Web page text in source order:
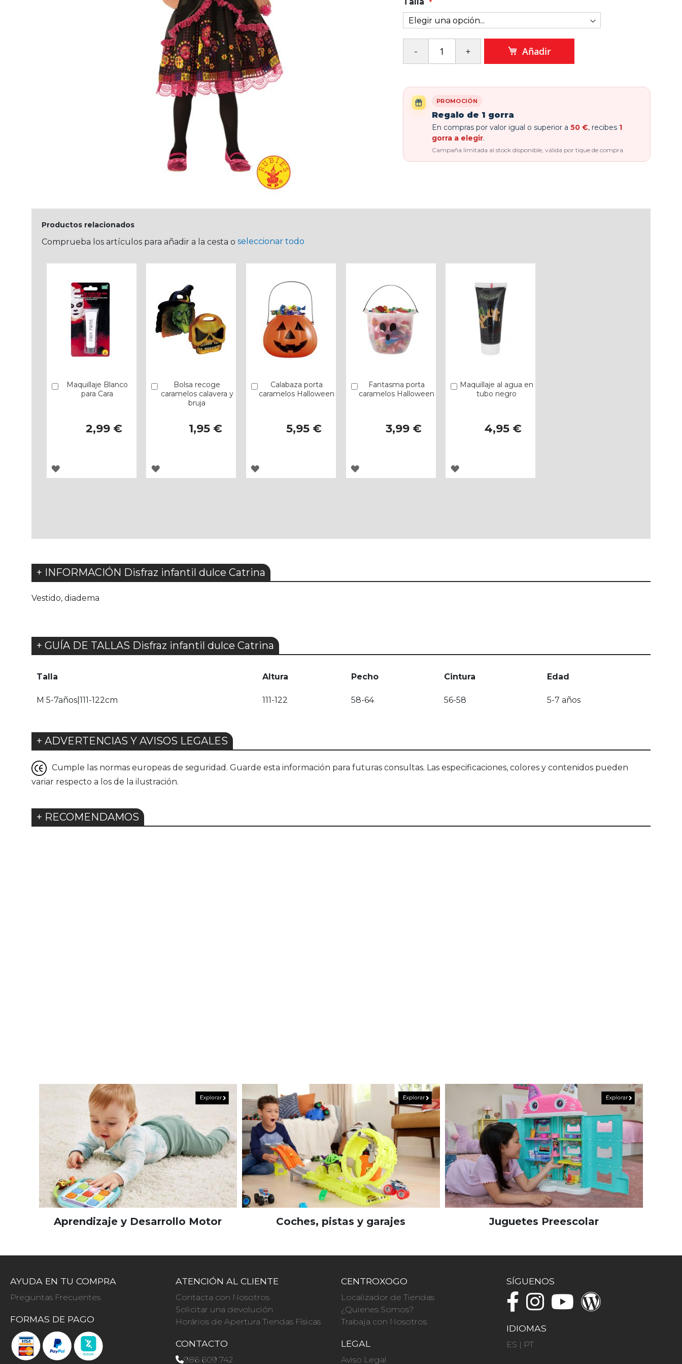
Añadir
PROMOCIÓN
Regalo de 1 gorra
En compras por valor igual o superior a 50 €, recibes 1
gorra a elegir.
Campaña limitada al stock disponible, válida por tique de compra.
Productos relacionados
Comprueba los artículos para añadir a la cesta o seleccionar todo
Maquillaje Blanco
para Cara
2,99 €
Añadir
AGREGAR
Bolsa recoge
caramelos calavera y
bruja
1,95 €
Añadir
AGREGAR
Calabaza porta
caramelos Halloween
5,95 €
Añadir
AGREGAR
Fantasma porta
caramelos Halloween
3,99 €
Añadir
AGREGAR
Maquillaje al agua en
tubo negro
4,95 €
Añadir
AGREGAR
+ INFORMACIÓN Disfraz infantil dulce Catrina
Vestido, diadema
+ GUÍA DE TALLAS Disfraz infantil dulce Catrina
Talla Altura Pecho Cintura Edad
M 5-7años|111-122cm 111-122 58-64 56-58 5-7 años
+ ADVERTENCIAS Y AVISOS LEGALES
Cumple las normas europeas de seguridad. Guarde esta información para futuras consultas. Las especificaciones, colores y contenidos pueden
variar respecto a los de la ilustración.
+ RECOMENDAMOS
Aprendizaje y Desarrollo Motor Coches, pistas y garajes Juguetes Preescolar
AYUDA EN TU COMPRA
Preguntas Frecuentes
FORMAS DE PAGO
ATENCIÓN AL CLIENTE
Contacta con Nosotros
Solicitar una devolución
Horários de Apertura Tiendas Físicas
CONTACTO
986 609 742
CENTROXOGO
Localizador de Tiendas
¿Quienes Somos?
Trabaja con Nosotros
LEGAL
Aviso Legal
SÍGUENOS
IDIOMAS
ES | PT